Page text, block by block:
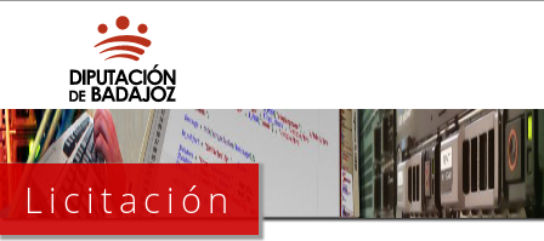
Licitación